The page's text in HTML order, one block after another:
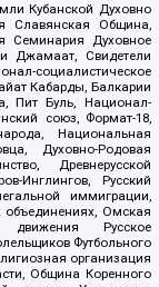
Кубанской Духовно
Славянская Община,
Семинария Духовное
Джамаат, Свидетели
социалистическое
Кабарды, Балкарии
Пит Буль, Национал-
союз, Формат-18,
Национальная
Духовно-Родовая
Древнерусской
Инглингов, Русский
иммиграции,
объединениях, Омская
движения Русское
Футбольного
организация
Община Коренного